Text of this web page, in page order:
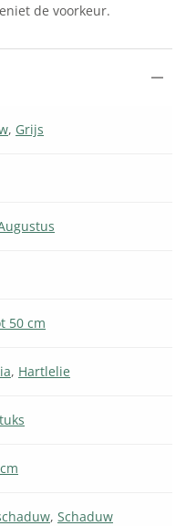
de voorkeur.
, Grijs
50 cm
, Hartlelie
,Schaduw